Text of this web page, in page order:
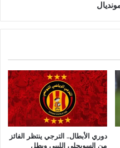
دوري الأبطال.. الترجي ينتظر الفائز
من السويحلي الليبي وبطل